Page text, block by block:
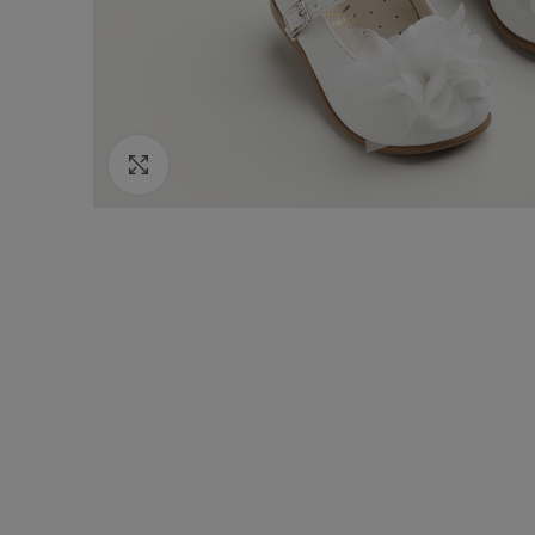
Κάντε κλικ για να μεγεθύνετε